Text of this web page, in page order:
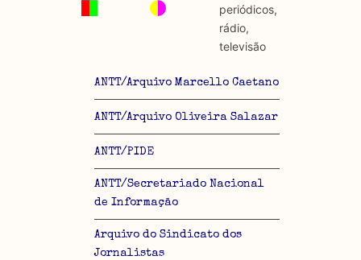
ANTT/Arquivo Marcello Caetano
ANTT/Arquivo Oliveira Salazar
ANTT/PIDE
ANTT/Secretariado Nacional
de Informação
Arquivo do Sindicato dos
Jornalistas
periódicos,
rádio,
televisão